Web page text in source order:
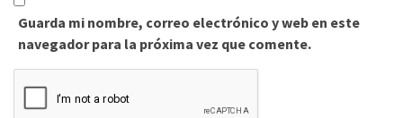
Guarda mi nombre, correo electrónico y web en este
navegador para la próxima vez que comente.